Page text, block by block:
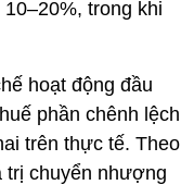
trong khi
hoạt động đầu
phần chênh lệch
trên thực tế. Theo
trị chuyển nhượng